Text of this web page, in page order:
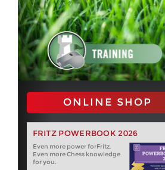
ONLINE SHOP
FRITZ POWERBOOK 2026
Even more power forFritz.
Even more Chess knowledge
for you.